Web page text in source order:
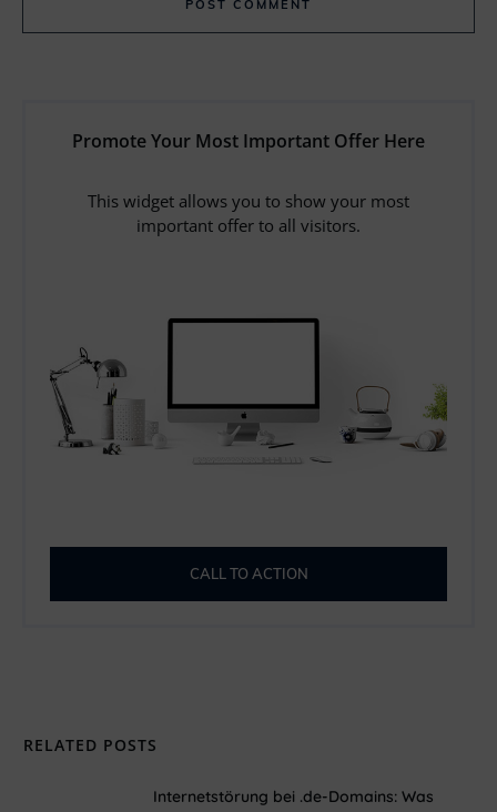
POST COMMENT
Promote Your Most Important Offer Here
This widget allows you to show your most
important offer to all visitors.
CALL TO ACTION
RELATED POSTS
Internetstörung bei .de-Domains: Was